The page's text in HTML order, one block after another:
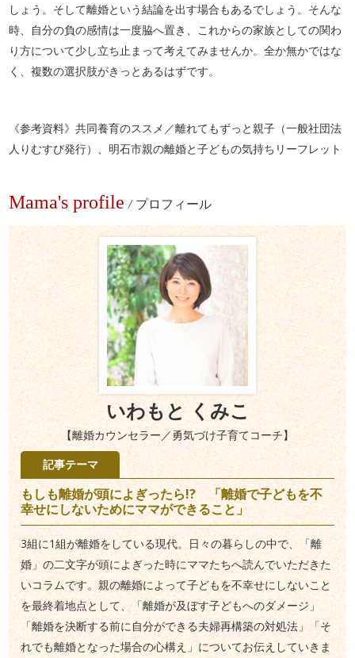
しょう。そして離婚という結論を出す場合もあるでしょう。そんな
時、自分の負の感情は一度脇へ置き、これからの家族としての関わ
り方について少し立ち止まって考えてみませんか。全か無かではな
く、複数の選択肢がきっとあるはずです。
《参考資料》共同養育のススメ／離れてもずっと親子（一般社団法
人りむすび発行）、明石市親の離婚と子どもの気持ちリーフレット
Mama's profile / プロフィール
いわもと くみこ
【離婚カウンセラー／勇気づけ子育てコーチ】
記事テーマ
もしも離婚が頭によぎったら!? 「離婚で子どもを不
幸せにしないためにママができること」
3組に1組が離婚をしている現代。日々の暮らしの中で、「離
婚」の二文字が頭によぎった時にママたちへ読んでいただきた
いコラムです。親の離婚によって子どもを不幸せにしないこと
を最終着地点として、「離婚が及ぼす子どもへのダメージ」
「離婚を決断する前に自分ができる夫婦再構築の対処法」「そ
れでも離婚となった場合の心構え」についてお伝えしていきま